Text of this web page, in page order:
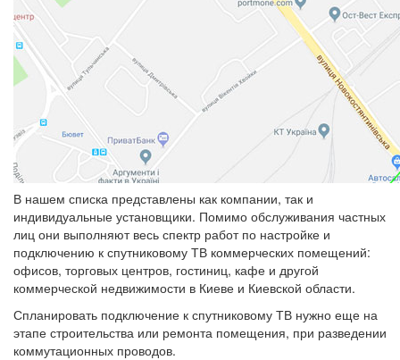
В нашем списка представлены как компании, так и
индивидуальные установщики. Помимо обслуживания частных
лиц они выполняют весь спектр работ по настройке и
подключению к спутниковому ТВ коммерческих помещений:
офисов, торговых центров, гостиниц, кафе и другой
коммерческой недвижимости в Киеве и Киевской области.
Спланировать подключение к спутниковому ТВ нужно еще на
этапе строительства или ремонта помещения, при разведении
коммутационных проводов.